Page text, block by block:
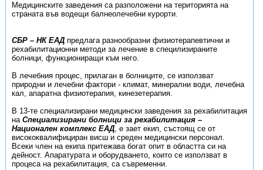
Медицинските заведения са разположени на територията на
страната във водещи балнеолечебни курорти.
СБР – НК ЕАДпредлага разнообразни физиотерапевтични и
рехабилитационни методи за лечение в специлизираните
болници, функциониращи към него.
В лечебния процес, прилаган в болниците, се използват
природни и лечебни фактори - климат, минерални води, лечебна
кал, апаратна физиотерапия, кинезетерапия.
В 13-те специализирани медицински заведения за рехабилитация
на Специализирани болници за рехабилитация –
Национален комплекс ЕАД, е зает екип, състоящ се от
висококвалифициран висш и среден медицински персонал.
Всеки член на екипа притежава богат опит в областта си на
дейност. Апаратурата и оборудването, които се използват в
процеса на рехабилитация, са съвременни.